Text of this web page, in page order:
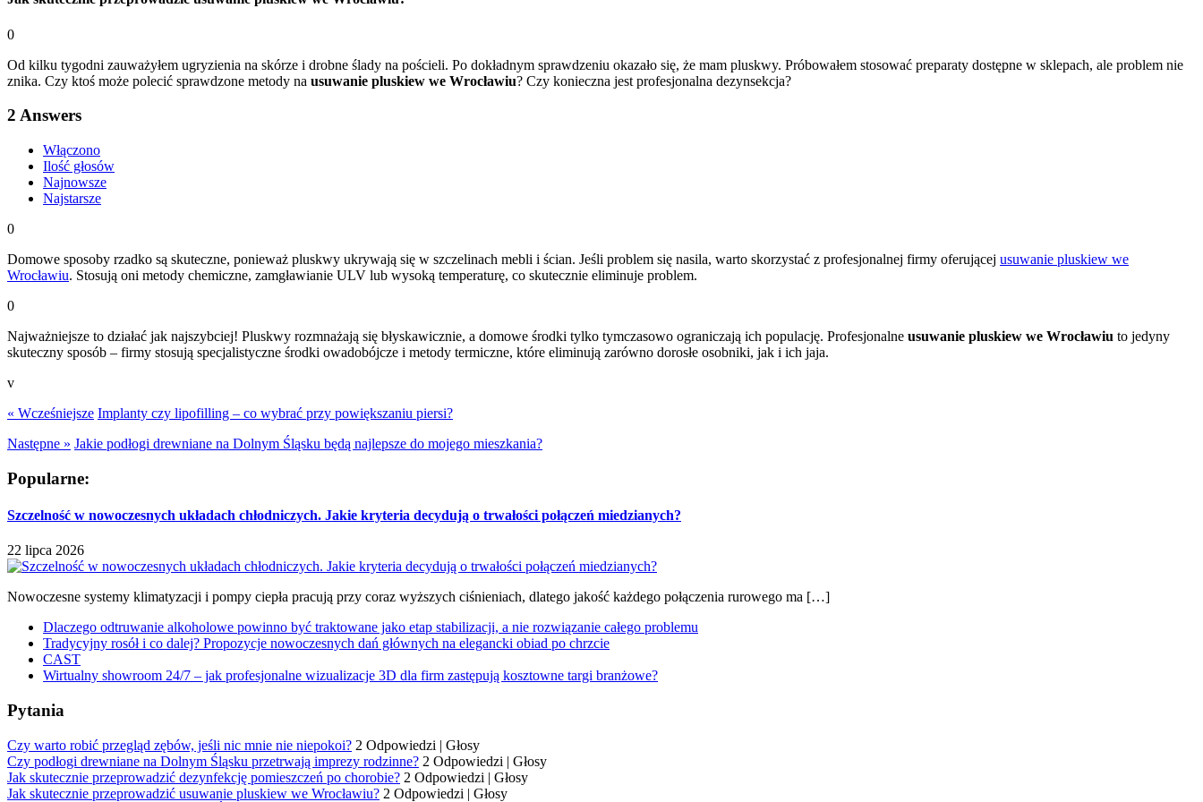
0
Od kilku tygodni zauważyłem ugryzienia na skórze i drobne ślady na pościeli. Po dokładnym sprawdzeniu okazało się, że mam pluskwy. Próbowałem stosować preparaty dostępne w sklepach, ale problem nie
znika. Czy ktoś może polecić sprawdzone metody na usuwanie pluskiew we Wrocławiu? Czy konieczna jest profesjonalna dezynsekcja?
2 Answers
Włączono
Ilość głosów
Najnowsze
Najstarsze
0
Domowe sposoby rzadko są skuteczne, ponieważ pluskwy ukrywają się w szczelinach mebli i ścian. Jeśli problem się nasila, warto skorzystać z profesjonalnej firmy oferującej usuwanie pluskiew we
Wrocławiu. Stosują oni metody chemiczne, zamgławianie ULV lub wysoką temperaturę, co skutecznie eliminuje problem.
0
Najważniejsze to działać jak najszybciej! Pluskwy rozmnażają się błyskawicznie, a domowe środki tylko tymczasowo ograniczają ich populację. Profesjonalne usuwanie pluskiew we Wrocławiu to jedyny
skuteczny sposób – firmy stosują specjalistyczne środki owadobójcze i metody termiczne, które eliminują zarówno dorosłe osobniki, jak i ich jaja.
v
« Wcześniejsze Implanty czy lipofilling – co wybrać przy powiększaniu piersi?
Następne » Jakie podłogi drewniane na Dolnym Śląsku będą najlepsze do mojego mieszkania?
Popularne:
Szczelność w nowoczesnych układach chłodniczych. Jakie kryteria decydują o trwałości połączeń miedzianych?
22 lipca 2026
Nowoczesne systemy klimatyzacji i pompy ciepła pracują przy coraz wyższych ciśnieniach, dlatego jakość każdego połączenia rurowego ma […]
Dlaczego odtruwanie alkoholowe powinno być traktowane jako etap stabilizacji, a nie rozwiązanie całego problemu
Tradycyjny rosół i co dalej? Propozycje nowoczesnych dań głównych na elegancki obiad po chrzcie
CAST
Wirtualny showroom 24/7 – jak profesjonalne wizualizacje 3D dla firm zastępują kosztowne targi branżowe?
Pytania
Czy warto robić przegląd zębów, jeśli nic mnie nie niepokoi? 2 Odpowiedzi | Głosy
Czy podłogi drewniane na Dolnym Śląsku przetrwają imprezy rodzinne? 2 Odpowiedzi | Głosy
Jak skutecznie przeprowadzić dezynfekcję pomieszczeń po chorobie? 2 Odpowiedzi | Głosy
Jak skutecznie przeprowadzić usuwanie pluskiew we Wrocławiu? 2 Odpowiedzi | Głosy